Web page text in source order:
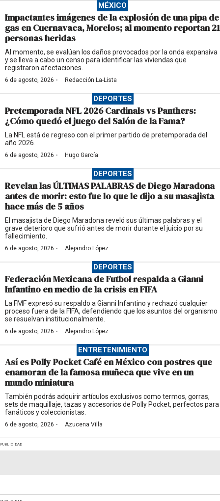
MÉXICO
Impactantes imágenes de la explosión de una pipa de
gas en Cuernavaca, Morelos; al momento reportan 21
personas heridas
Al momento, se evalúan los daños provocados por la onda expansiva
y se lleva a cabo un censo para identificar las viviendas que
registraron afectaciones.
6 de agosto, 2026 · Redacción La-Lista
DEPORTES
Pretemporada NFL 2026 Cardinals vs Panthers:
¿Cómo quedó el juego del Salón de la Fama?
La NFL está de regreso con el primer partido de pretemporada del
año 2026.
6 de agosto, 2026 · Hugo García
DEPORTES
Revelan las ÚLTIMAS PALABRAS de Diego Maradona
antes de morir: esto fue lo que le dijo a su masajista
hace más de 5 años
El masajista de Diego Maradona reveló sus últimas palabras y el
grave deterioro que sufrió antes de morir durante el juicio por su
fallecimiento.
6 de agosto, 2026 · Alejandro López
DEPORTES
Federación Mexicana de Futbol respalda a Gianni
Infantino en medio de la crisis en FIFA
La FMF expresó su respaldo a Gianni Infantino y rechazó cualquier
proceso fuera de la FIFA, defendiendo que los asuntos del organismo
se resuelvan institucionalmente.
6 de agosto, 2026 · Alejandro López
ENTRETENIMIENTO
Así es Polly Pocket Café en México con postres que
enamoran de la famosa muñeca que vive en un
mundo miniatura
También podrás adquirir artículos exclusivos como termos, gorras,
sets de maquillaje, tazas y accesorios de Polly Pocket, perfectos para
fanáticos y coleccionistas.
6 de agosto, 2026 · Azucena Villa
PUBLICIDAD